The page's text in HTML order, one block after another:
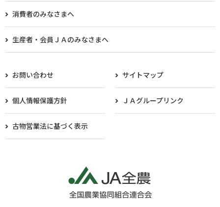
消費者のみなさまへ
生産者・会員ＪＡのみなさまへ​
お問い合わせ サイトマップ
個人情報保護方針 ＪＡグループリンク
古物営業法に基づく表示